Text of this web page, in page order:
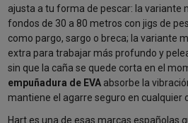
ajusta a tu forma de pescar: la variante
fondos de 30 a 80 metros con jigs de
como pargo, sargo o breca; la variante
extra para trabajar más profundo y
sin que la caña se quede corta en el
empuñadura de EVAabsorbe la
mantiene el agarre seguro en cualquier
Hart es una de esas marcas españolas